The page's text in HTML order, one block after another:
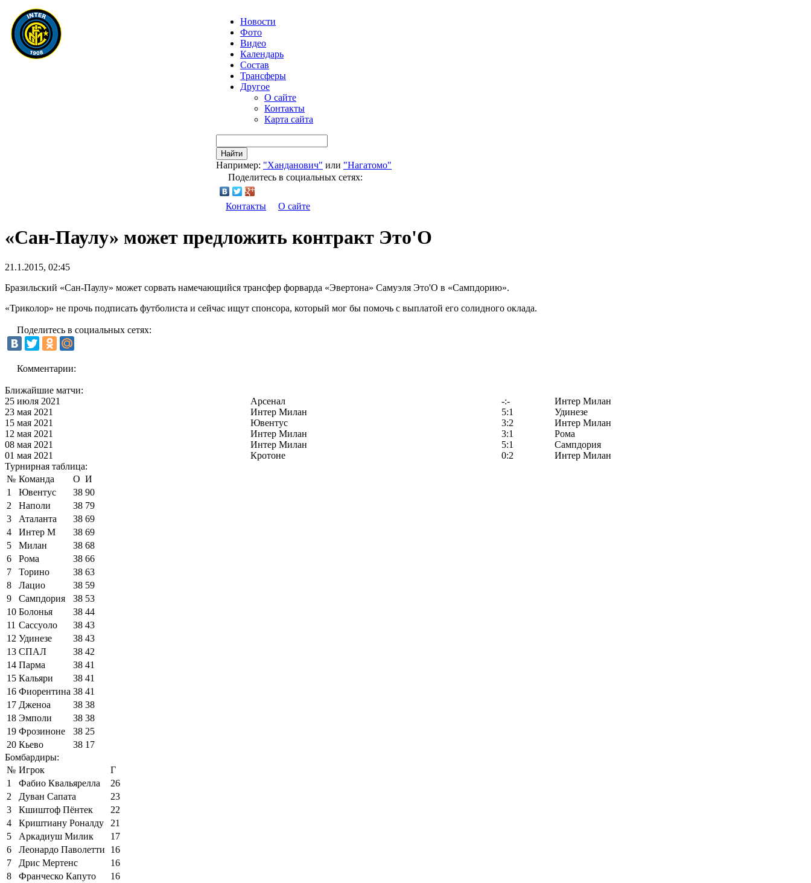
Новости
Фото
Видео
Календарь
Состав
Трансферы
Другое
О сайте
Контакты
Карта сайта
Найти
Например: "Ханданович" или "Нагатомо"
Поделитесь в социальных сетях:
Контакты О сайте
«Сан-Паулу» может предложить контракт Это'О
21.1.2015, 02:45
Бразильский «Сан-Паулу» может сорвать намечающийся трансфер форварда «Эвертона» Самуэля Это'О в «Сампдорию».
«Триколор» не прочь подписать футболиста и сейчас ищут спонсора, который мог бы помочь с выплатой его солидного оклада.
Поделитесь в социальных сетях:
Комментарии:
Ближайшие матчи:
25 июля 2021
Арсенал -:-
Интер Милан
23 мая 2021
Интер Милан 5:1
Удинезе
15 мая 2021
Ювентус 3:2
Интер Милан
12 мая 2021
Интер Милан 3:1
Рома
08 мая 2021
Интер Милан 5:1
Сампдория
01 мая 2021
Кротоне 0:2
Интер Милан
Турнирная таблица:
№ Команда О И
1
Ювентус 38 90
2
Наполи 38 79
3
Аталанта 38 69
4
Интер М 38 69
5
Милан 38 68
6
Рома 38 66
7
Торино 38 63
8
Лацио 38 59
9
Сампдория 38 53
10 Болонья 38 44
11 Сассуоло 38 43
12 Удинезе 38 43
13 СПАЛ 38 42
14 Парма 38 41
15 Кальяри 38 41
16 Фиорентина 38 41
17 Дженоа 38 38
18 Эмполи 38 38
19 Фрозиноне 38 25
20 Кьево 38 17
Бомбардиры:
№ Игрок
Г
1
Фабио Квальярелла
26
2
Дуван Сапата
23
3
Кшиштоф Пёнтек
22
4
Криштиану Роналду
21
5
Аркадиуш Милик
17
6
Леонардо Паволетти
16
7
Дрис Мертенс
16
8
Франческо Капуто
16